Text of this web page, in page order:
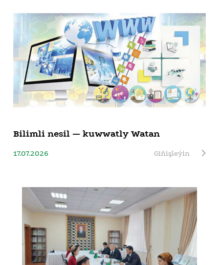
Bilimli nesil — kuwwatly Watan
17.07.2026 Giňişleýin